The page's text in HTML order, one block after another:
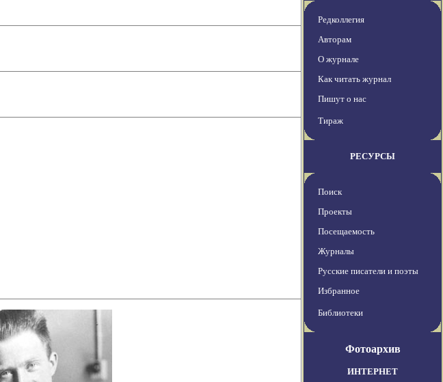
Редколлегия
Авторам
О журнале
Как читать журнал
Пишут о нас
Тираж
РЕСУРСЫ
Поиск
Проекты
Посещаемость
Журналы
Русские писатели и поэты
Избранное
Библиотеки
Фотоархив
ИНТЕРНЕТ